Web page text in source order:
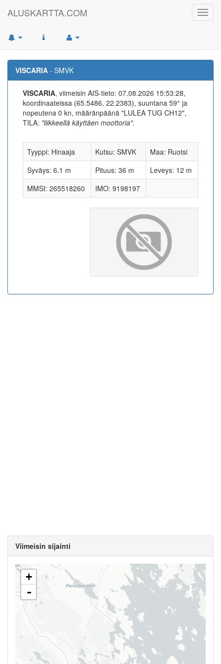
ALUSKARTTA.COM
VISCARIA - SMVK
VISCARIA, viimeisin AIS-tieto: 07.08.2026 15:53:28,
koordinaateissa (65.5486, 22.2383), suuntana 59° ja
nopeutena 0 kn, määränpäänä "LULEA TUG CH12",
TILA: "liikkeellä käyttäen moottoria".
Tyyppi: Hinaaja Kutsu: SMVK
Maa: Ruotsi
Syväys: 6.1 m
Pituus: 36 m
Leveys: 12 m
MMSI: 265518260
IMO: 9198197
Viimeisin sijainti
+
-